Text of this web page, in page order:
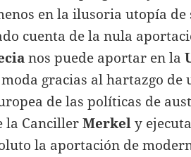
en la ilusoria utopía de
cuenta de la nula
nos puede aportar en la
gracias al hartazgo de
de las políticas de
la CancillerMerkely
la aportación de